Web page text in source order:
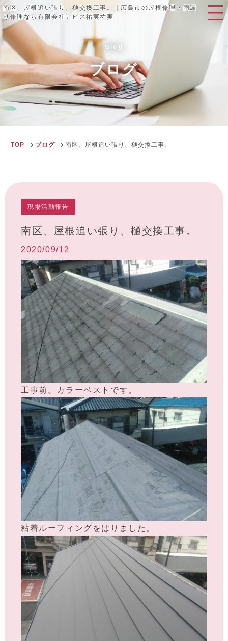
南区、屋根追い張り、樋交換工事。｜広島市の屋根修理・雨漏
り修理なら有限会社アピス祐実祐実
B o g
ブログ
TOP ブログ 南区、屋根追い張り、樋交換工事。
現場活動報告
南区、屋根追い張り、樋交換工事。
2020/09/12
工事前。カラーベストです。
粘着ルーフィングをはりました。